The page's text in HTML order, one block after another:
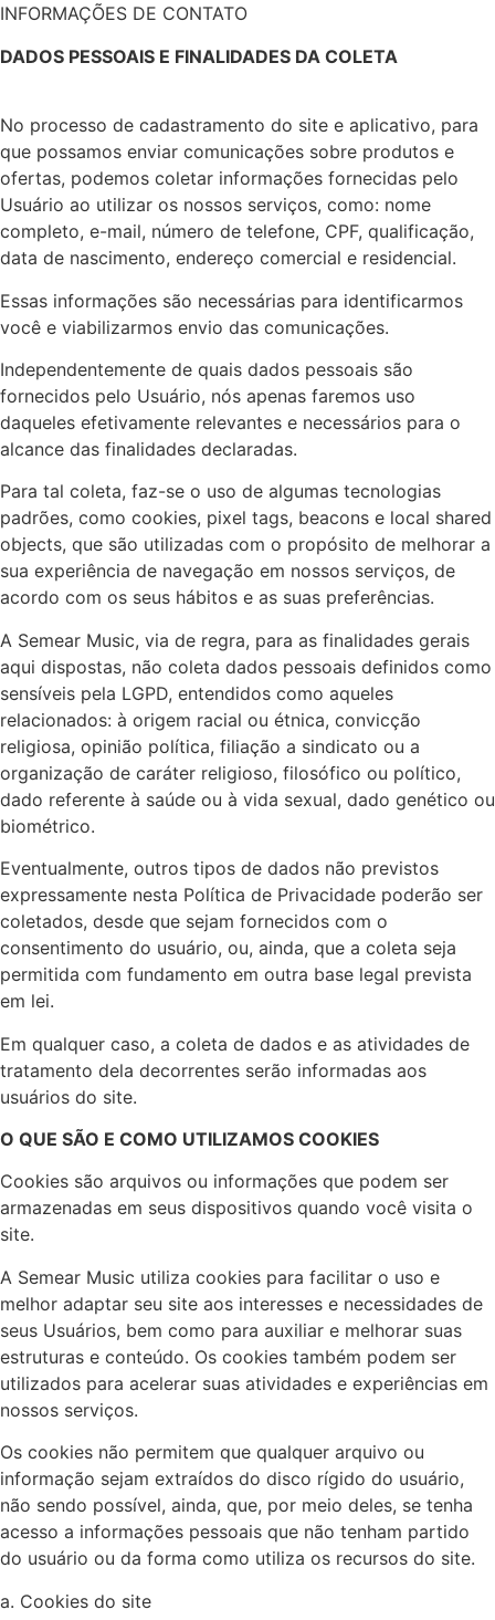
INFORMAÇÕES DE CONTATO
DADOS PESSOAIS E FINALIDADES DA COLETA
No processo de cadastramento do site e aplicativo, para
que possamos enviar comunicações sobre produtos e
ofertas, podemos coletar informações fornecidas pelo
Usuário ao utilizar os nossos serviços, como: nome
completo, e-mail, número de telefone, CPF, qualificação,
data de nascimento, endereço comercial e residencial.
Essas informações são necessárias para identificarmos
você e viabilizarmos envio das comunicações.
Independentemente de quais dados pessoais são
fornecidos pelo Usuário, nós apenas faremos uso
daqueles efetivamente relevantes e necessários para o
alcance das finalidades declaradas.
Para tal coleta, faz-se o uso de algumas tecnologias
padrões, como cookies, pixel tags, beacons e local shared
objects, que são utilizadas com o propósito de melhorar a
sua experiência de navegação em nossos serviços, de
acordo com os seus hábitos e as suas preferências.
A Semear Music, via de regra, para as finalidades gerais
aqui dispostas, não coleta dados pessoais definidos como
sensíveis pela LGPD, entendidos como aqueles
relacionados: à origem racial ou étnica, convicção
religiosa, opinião política, filiação a sindicato ou a
organização de caráter religioso, filosófico ou político,
dado referente à saúde ou à vida sexual, dado genético ou
biométrico.
Eventualmente, outros tipos de dados não previstos
expressamente nesta Política de Privacidade poderão ser
coletados, desde que sejam fornecidos com o
consentimento do usuário, ou, ainda, que a coleta seja
permitida com fundamento em outra base legal prevista
em lei.
Em qualquer caso, a coleta de dados e as atividades de
tratamento dela decorrentes serão informadas aos
usuários do site.
O QUE SÃO E COMO UTILIZAMOS COOKIES
Cookies são arquivos ou informações que podem ser
armazenadas em seus dispositivos quando você visita o
site.
A Semear Music utiliza cookies para facilitar o uso e
melhor adaptar seu site aos interesses e necessidades de
seus Usuários, bem como para auxiliar e melhorar suas
estruturas e conteúdo. Os cookies também podem ser
utilizados para acelerar suas atividades e experiências em
nossos serviços.
Os cookies não permitem que qualquer arquivo ou
informação sejam extraídos do disco rígido do usuário,
não sendo possível, ainda, que, por meio deles, se tenha
acesso a informações pessoais que não tenham partido
do usuário ou da forma como utiliza os recursos do site.
a. Cookies do site